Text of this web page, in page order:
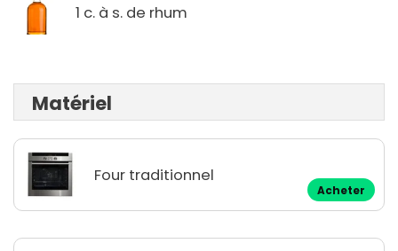
1 c. à s. de rhum
Matériel
Four traditionnel
Acheter